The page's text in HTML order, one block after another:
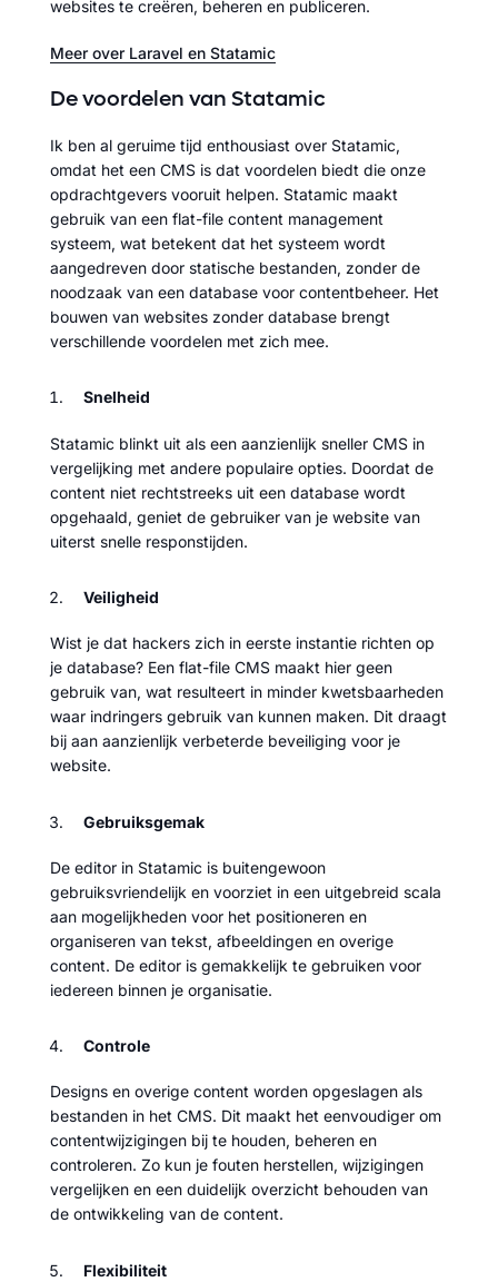
websites te creëren, beheren en publiceren.
Meer over Laravel en Statamic
De voordelen van Statamic
Ik ben al geruime tijd enthousiast over Statamic,
omdat het een CMS is dat voordelen biedt die onze
opdrachtgevers vooruit helpen. Statamic maakt
gebruik van een flat-file content management
systeem, wat betekent dat het systeem wordt
aangedreven door statische bestanden, zonder de
noodzaak van een database voor contentbeheer. Het
bouwen van websites zonder database brengt
verschillende voordelen met zich mee.
Snelheid
Statamic blinkt uit als een aanzienlijk sneller CMS in
vergelijking met andere populaire opties. Doordat de
content niet rechtstreeks uit een database wordt
opgehaald, geniet de gebruiker van je website van
uiterst snelle responstijden.
Veiligheid
Wist je dat hackers zich in eerste instantie richten op
je database? Een flat-file CMS maakt hier geen
gebruik van, wat resulteert in minder kwetsbaarheden
waar indringers gebruik van kunnen maken. Dit draagt
bij aan aanzienlijk verbeterde beveiliging voor je
website.
Gebruiksgemak
De editor in Statamic is buitengewoon
gebruiksvriendelijk en voorziet in een uitgebreid scala
aan mogelijkheden voor het positioneren en
organiseren van tekst, afbeeldingen en overige
content. De editor is gemakkelijk te gebruiken voor
iedereen binnen je organisatie.
Controle
Designs en overige content worden opgeslagen als
bestanden in het CMS. Dit maakt het eenvoudiger om
contentwijzigingen bij te houden, beheren en
controleren. Zo kun je fouten herstellen, wijzigingen
vergelijken en een duidelijk overzicht behouden van
de ontwikkeling van de content.
Flexibiliteit